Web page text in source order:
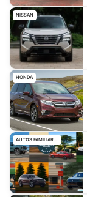
NISSAN
HONDA
AUTOS FAMILIARES